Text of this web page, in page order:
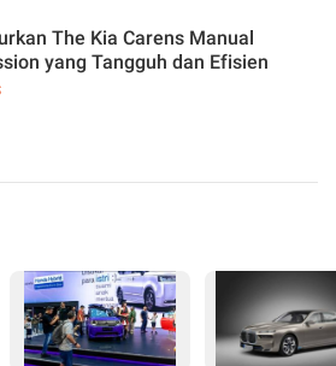
The Kia Carens Manual
yang Tangguh dan Efisien